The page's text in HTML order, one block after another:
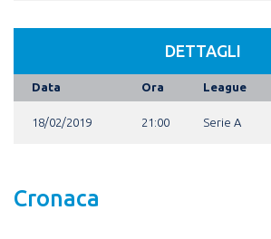
DETTAGLI
Data Ora League
18/02/2019 21:00 Serie A
Cronaca